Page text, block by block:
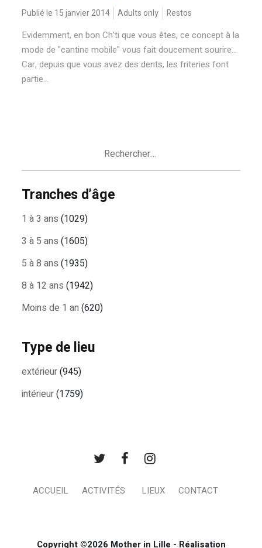
Publié le 15 janvier 2014 Adults only Restos
Evidemment, en bon Ch'ti que vous êtes, ce concept à la
mode de "cantine mobile" vous fait doucement sourire...
Car, depuis que vous avez des dents, les friteries font
partie...
Tranches d’âge
1 à 3 ans (1029)
3 à 5 ans (1605)
5 à 8 ans (1935)
8 à 12 ans (1942)
Moins de 1 an (620)
Type de lieu
extérieur(945)
intérieur(1759)
ACCUEIL ACTIVITÉS LIEUX CONTACT
Copyright ©2026 Mother in Lille - Réalisation